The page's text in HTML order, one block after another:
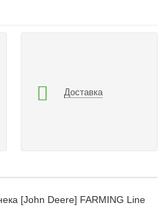
Доставка
[John Deere] FARMING Line